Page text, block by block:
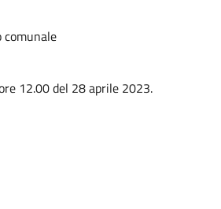
comunale
12.00 del 28 aprile 2023.